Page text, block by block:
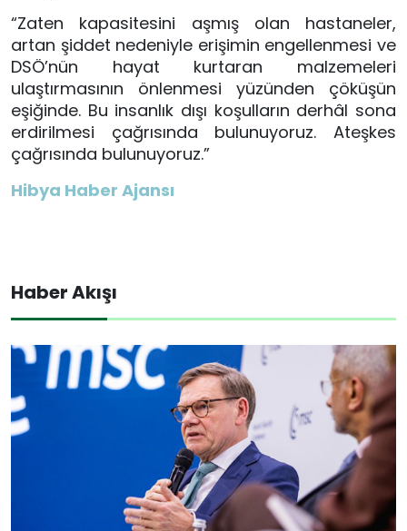
“Zaten kapasitesini aşmış olan hastaneler,
artan şiddet nedeniyle erişimin engellenmesi ve
DSÖ’nün hayat kurtaran malzemeleri
ulaştırmasının önlenmesi yüzünden çöküşün
eşiğinde. Bu insanlık dışı koşulların derhâl sona
erdirilmesi çağrısında bulunuyoruz. Ateşkes
çağrısında bulunuyoruz.”
Hibya Haber Ajansı
Haber Akışı